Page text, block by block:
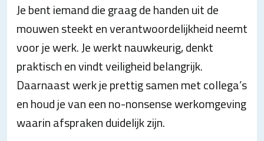
Je bent iemand die graag de handen uit de
mouwen steekt en verantwoordelijkheid neemt
voor je werk. Je werkt nauwkeurig, denkt
praktisch en vindt veiligheid belangrijk.
Daarnaast werk je prettig samen met collega’s
en houd je van een no-nonsense werkomgeving
waarin afspraken duidelijk zijn.